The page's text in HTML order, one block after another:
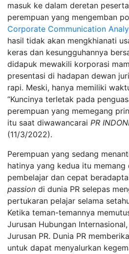
masuk ke dalam deretan peserta
perempuan yang mengemban
Corporate Communication
hasil tidak akan mengkhianati
keras dan kesungguhannya
didapuk mewakili korporasi
presentasi di hadapan dewan
rapi. Meski, hanya memiliki
“Kuncinya terletak pada
perempuan yang memegang
itu saat diwawancarai PR
(11/3/2022).
Perempuan yang sedang
hatinya yang kedua itu memang
pembelajar dan cepat
passion di dunia PR selepas
pertukaran pelajar selama
Ketika teman-temannya
Jurusan Hubungan
Jurusan PR. Dunia PR
untuk dapat menyalurkan